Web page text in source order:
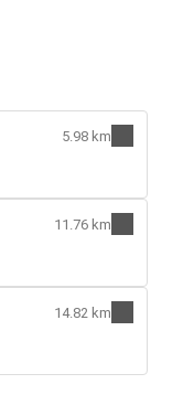
5.98 km
11.76 km
14.82 km